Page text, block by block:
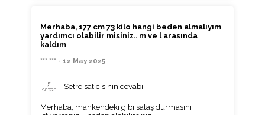
Merhaba, 177 cm 73 kilo hangi beden almalıyım
yardımcı olabilir misiniz.. m ve l arasında
kaldım
*** *** - 12 May 2025
Setre satıcısının cevabı
Merhaba, mankendeki gibi salaş durmasını